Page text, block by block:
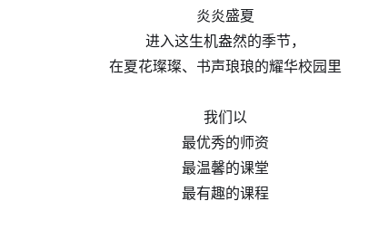
炎炎盛夏
进入这生机盎然的季节，
在夏花璨璨、书声琅琅的耀华校园里
我们以
最优秀的师资
最温馨的课堂
最有趣的课程